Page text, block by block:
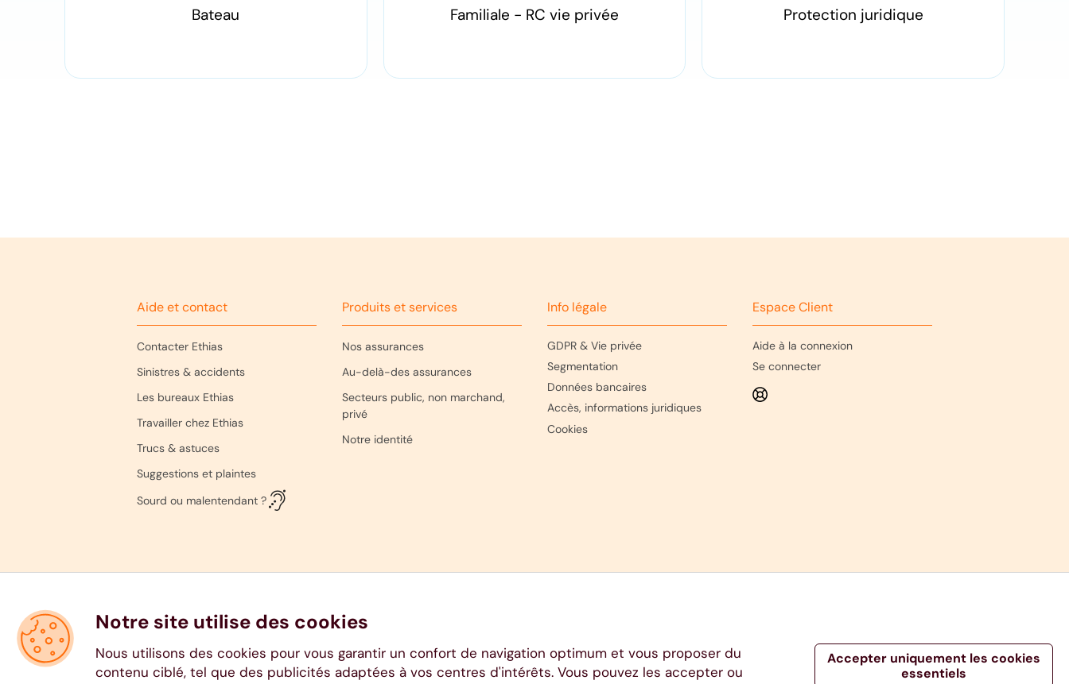
Bateau Familiale - RC vie privée Protection juridique
Aide et contact
Contacter Ethias
Sinistres & accidents
Les bureaux Ethias
Travailler chez Ethias
Trucs & astuces
Suggestions et plaintes
Sourd ou malentendant ?
Produits et services
Nos assurances
Au-delà-des assurances
Secteurs public, non marchand,
privé
Notre identité
Info légale
GDPR & Vie privée
Segmentation
Données bancaires
Accès, informations juridiques
Cookies
Espace Client
Aide à la connexion
Se connecter
Notre site utilise des cookies
Nous utilisons des cookies pour vous garantir un confort de navigation optimum et vous proposer du
contenu ciblé, tel que des publicités adaptées à vos centres d'intérêts. Vous pouvez les accepter ou
Accepter uniquement les cookies
essentiels